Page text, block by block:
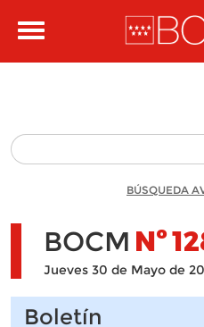
Toggle
BÚSQUEDA
BOCM Nº
Jueves 30 de Mayo de
Boletín